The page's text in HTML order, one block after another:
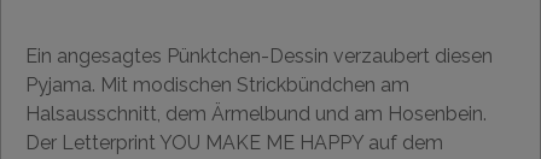
Ein angesagtes Pünktchen-Dessin verzaubert diesen
Pyjama. Mit modischen Strickbündchen am
Halsausschnitt, dem Ärmelbund und am Hosenbein.
Der Letterprint YOU MAKE ME HAPPY auf dem